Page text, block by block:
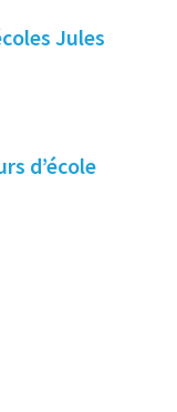
Jules
d’école